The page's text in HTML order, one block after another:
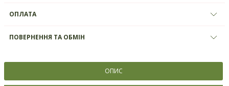
ОПЛАТА
ПОВЕРНЕННЯ ТА ОБМІН
ОПИС